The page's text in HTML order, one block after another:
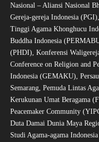
Nasional – Aliansi Nasional
Gereja-gereja Indonesia
Tinggi Agama Khonghucu
Buddha Indonesia
(PHDI), Konferensi
Conference on Religion and
Indonesia (GEMAKU),
Semarang, Pemuda Lintas
Kerukunan Umat Beragama
Peacemaker Community
Duta Damai Dunia Maya
Studi Agama-agama